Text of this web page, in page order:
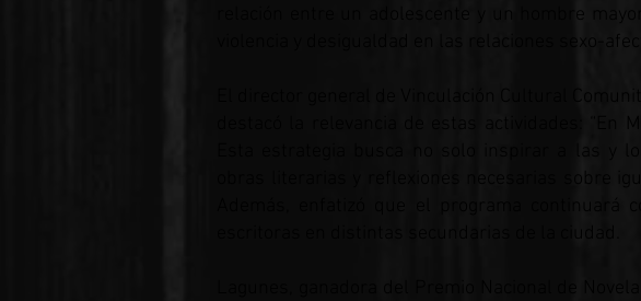
relación entre un adolescente y un hombre
El director general de Vinculación Cultural
destacó la relevancia de estas actividades: “En
Esta estrategia busca no solo inspirar a las y
obras literarias y reflexiones necesarias sobre
Además, enfatizó que el programa continuará
Lagunes, ganadora del Premio Nacional de